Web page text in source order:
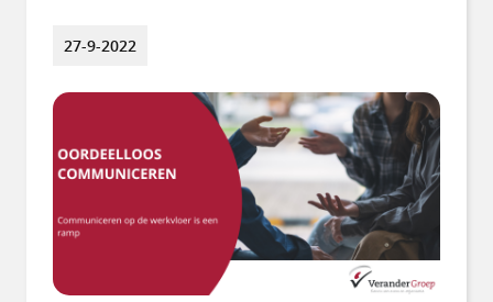
27-9-2022